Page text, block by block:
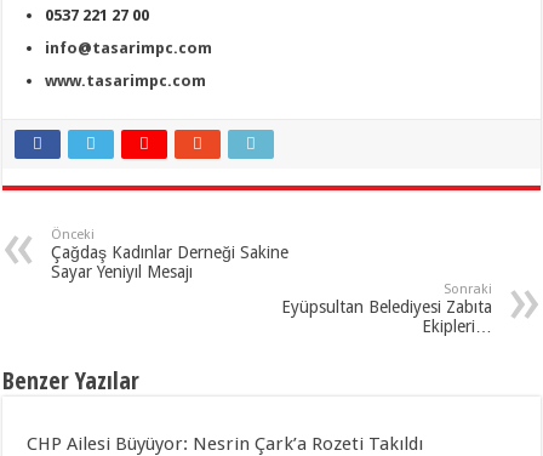
0537 221 27 00
info@tasarimpc.com
www.tasarimpc.com
Önceki
Çağdaş Kadınlar Derneği Sakine
Sayar Yeniyıl Mesajı
Sonraki
Eyüpsultan Belediyesi Zabıta
Ekipleri…
Benzer Yazılar
CHP Ailesi Büyüyor: Nesrin Çark’a Rozeti Takıldı